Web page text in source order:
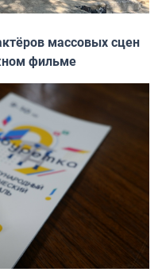
массовых сцен
фильме